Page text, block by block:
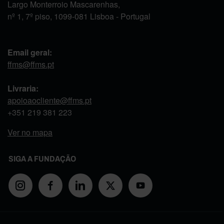
Largo Monterroio Mascarenhas,
nº 1, 7º piso, 1099-081 Lisboa - Portugal
Email geral:
ffms@ffms.pt
Livraria:
apoioaocliente@ffms.pt
+351 219 381 223
Ver no mapa
SIGA A FUNDAÇÃO